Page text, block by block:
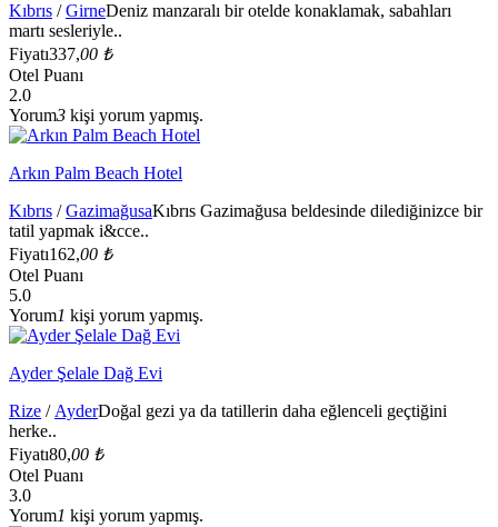
Kıbrıs /GirneDeniz manzaralı bir otelde konaklamak, sabahları
martı sesleriyle..
Fiyatı337,00 ₺
Otel Puanı
2.0
Yorum3 kişi yorum yapmış.
Arkın Palm Beach Hotel
Kıbrıs /GazimağusaKıbrıs Gazimağusa beldesinde dilediğinizce bir
tatil yapmak i&cce..
Fiyatı162,00 ₺
Otel Puanı
5.0
Yorum1 kişi yorum yapmış.
Ayder Şelale Dağ Evi
Rize / AyderDoğal gezi ya da tatillerin daha eğlenceli geçtiğini
herke..
Fiyatı80,00 ₺
Otel Puanı
3.0
Yorum1 kişi yorum yapmış.